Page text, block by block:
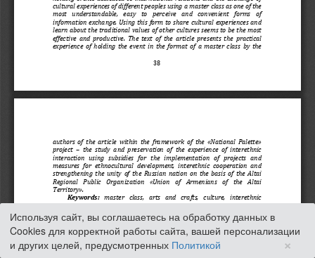
Используя сайт, вы соглашаетесь на обработку данных в
Cookies для корректной работы сайта, вашей персонализации
и других целей, предусмотренных Политикой ×